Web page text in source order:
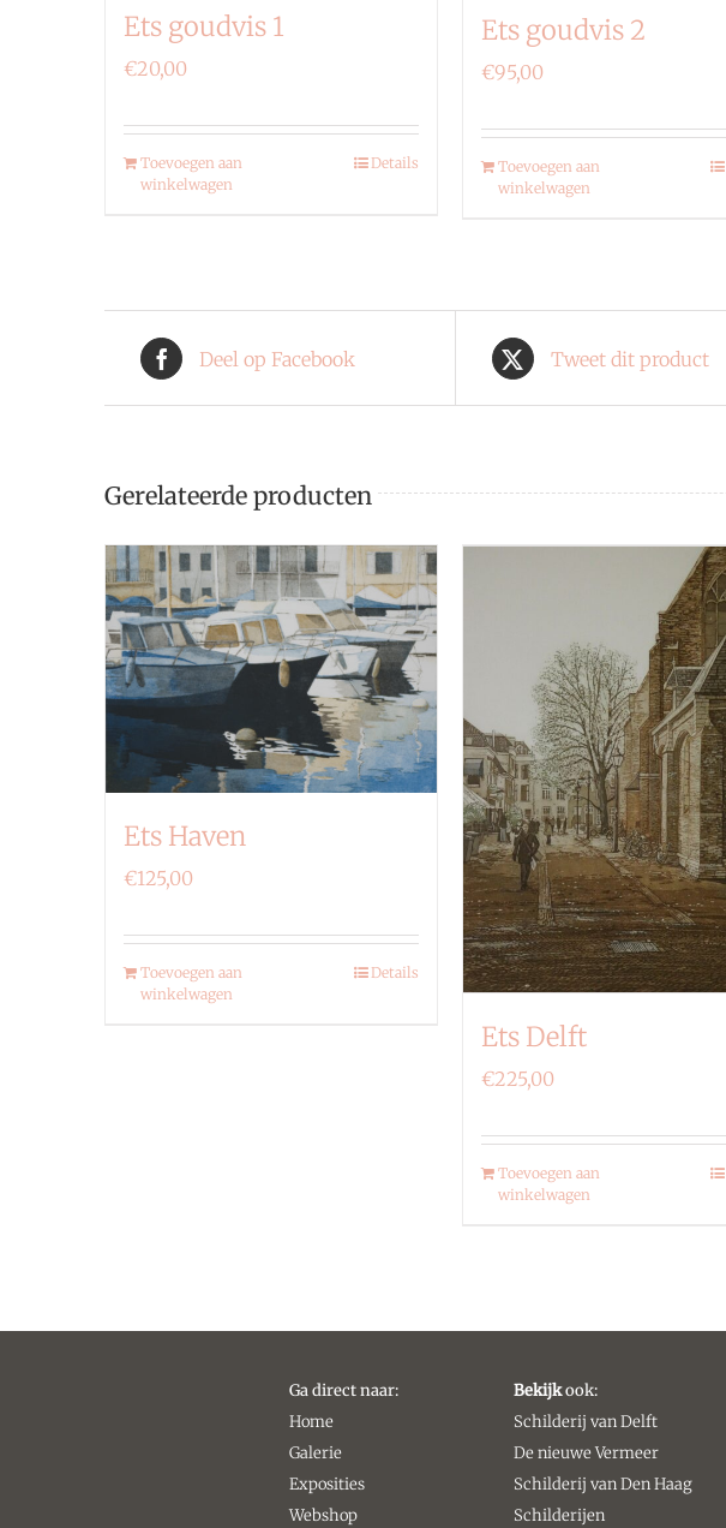
Ets goudvis 1
€20,00
Toevoegen aan
winkelwagen
Details
Ets goudvis 2
€95,00
Toevoegen aan
winkelwagen
Deel op Facebook Tweet dit product
Gerelateerde producten
Ets Haven
€125,00
Toevoegen aan
winkelwagen
Details
Ets Delft
€225,00
Toevoegen aan
winkelwagen
Ga direct naar:
Home
Galerie
Exposities
Webshop
Bekijkook:
Schilderij van Delft
De nieuwe Vermeer
Schilderij van Den Haag
Schilderijen